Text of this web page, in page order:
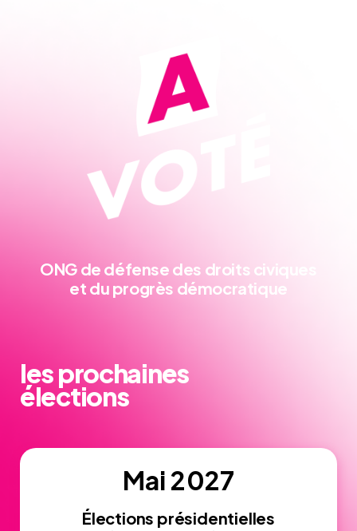
ONG de défense des droits civiques
et du progrès démocratique
les prochaines
élections
Mai 2027
Élections présidentielles